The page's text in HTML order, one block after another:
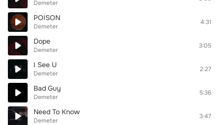
Demeter
POISON
Demeter
4:31
Dope
Demeter
3:05
I See U
Demeter
2:27
Bad Guy
Demeter
5:36
Need To Know
Demeter
3:47